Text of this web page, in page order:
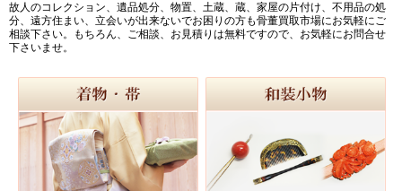
故人のコレクション、遺品処分、物置、土蔵、蔵、家屋の片付け、不用品の処
分、遠方住まい、立会いが出来ないでお困りの方も骨董買取市場にお気軽にご
相談下さい。もちろん、ご相談、お見積りは無料ですので、お気軽にお問合せ
下さいませ。